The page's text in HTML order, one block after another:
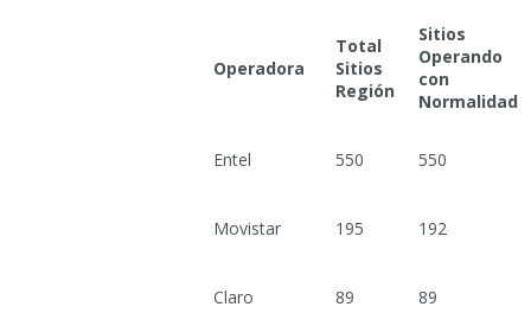
Operadora
Total
Sitios
Región
Sitios
Operando
con
Normalidad
Entel 550 550
Movistar 195 192
Claro 89 89